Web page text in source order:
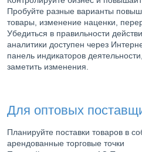
Пробуйте разные варианты
товары, изменение наценки,
Убедиться в правильности
аналитики доступен через
панель индикаторов
заметить изменения.
Для оптовых
Планируйте поставки товаров в
арендованные торговые точки